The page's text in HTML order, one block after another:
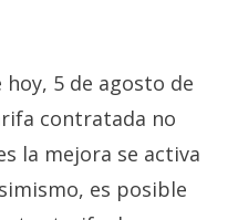
hoy, 5 de agosto de
contratada no
la mejora se activa
es posible